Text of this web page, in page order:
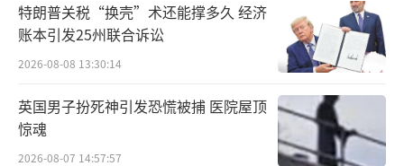
特朗普关税“换壳”术还能撑多久 经济
账本引发25州联合诉讼
2026-08-08 13:30:14
英国男子扮死神引发恐慌被捕 医院屋顶
惊魂
2026-08-07 14:57:57